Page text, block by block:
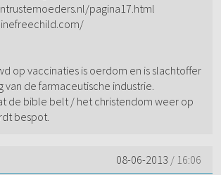
pagina17.html
op vaccinaties is oerdom en is slachtoffer
van de farmaceutische industrie.
de bible belt / het christendom weer op
bespot.
08-06-2013 / 16:06